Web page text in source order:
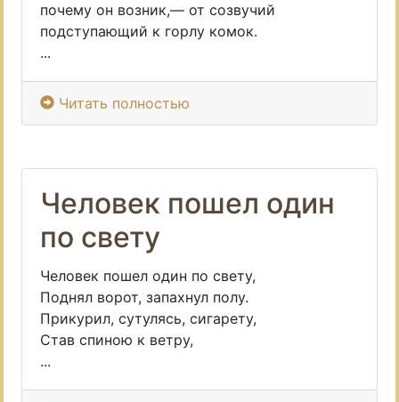
почему он возник,— от созвучий
подступающий к горлу комок.
...
Читать полностью
Человек пошел один
по свету
Человек пошел один по свету,
Поднял ворот, запахнул полу.
Прикурил, сутулясь, сигарету,
Став спиною к ветру,
...